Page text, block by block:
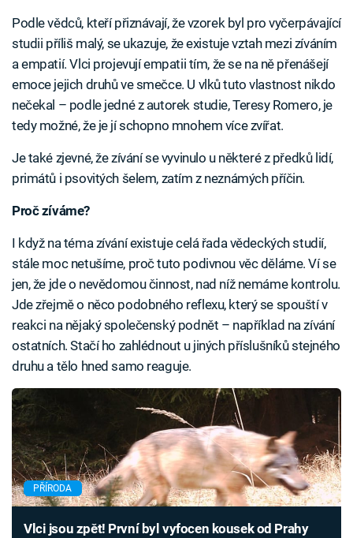
Podle vědců, kteří přiznávají, že vzorek byl pro vyčerpávající
studii příliš malý, se ukazuje, že existuje vztah mezi zíváním
a empatií. Vlci projevují empatii tím, že se na ně přenášejí
emoce jejich druhů ve smečce. U vlků tuto vlastnost nikdo
nečekal – podle jedné z autorek studie, Teresy Romero, je
tedy možné, že je jí schopno mnohem více zvířat.
Je také zjevné, že zívání se vyvinulo u některé z předků lidí,
primátů i psovitých šelem, zatím z neznámých příčin.
Proč zíváme?
I když na téma zívání existuje celá řada vědeckých studií,
stále moc netušíme, proč tuto podivnou věc děláme. Ví se
jen, že jde o nevědomou činnost, nad níž nemáme kontrolu.
Jde zřejmě o něco podobného reflexu, který se spouští v
reakci na nějaký společenský podnět – například na zívání
ostatních. Stačí ho zahlédnout u jiných příslušníků stejného
druhu a tělo hned samo reaguje.
PŘÍRODA
Vlci jsou zpět! První byl vyfocen kousek od Prahy